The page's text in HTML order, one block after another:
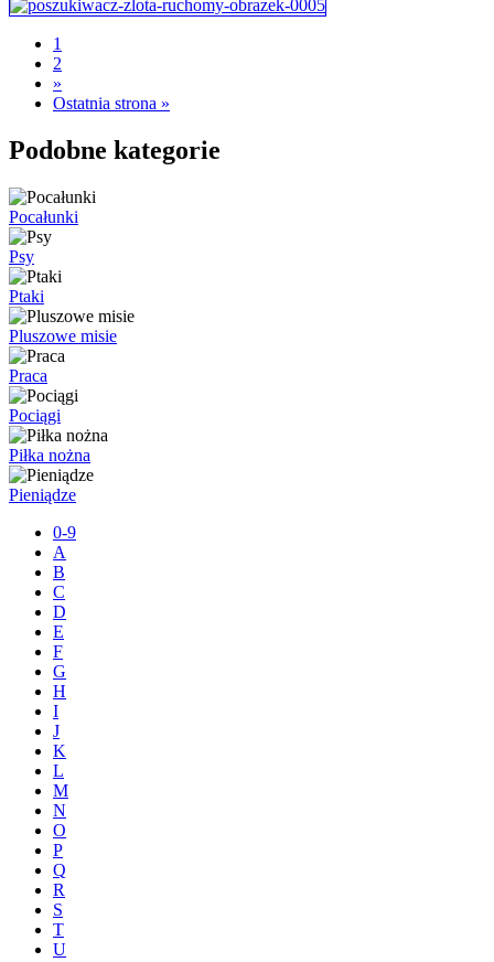
1
2
»
Ostatnia strona »
Podobne kategorie
Pocałunki
Psy
Ptaki
Pluszowe misie
Praca
Pociągi
Piłka nożna
Pieniądze
0-9
A
B
C
D
E
F
G
H
I
J
K
L
M
N
O
P
Q
R
S
T
U